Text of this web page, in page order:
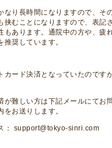
なり長時間になりますので、そ
挟むことになりますので、表記
もあります。通院中の方や、疲
奨しています。
カード決済となっていたのです
が難しい方は下記メールにてお
をお送りします。
： support@tokyo-sinri.com